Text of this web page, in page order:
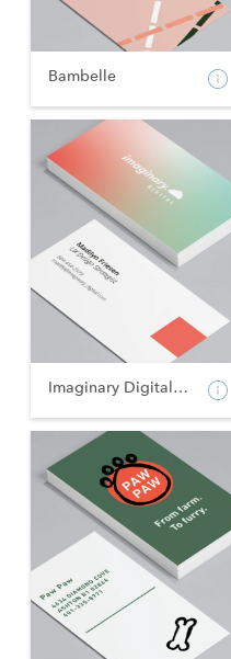
Bambelle
Imaginary Digital - La...